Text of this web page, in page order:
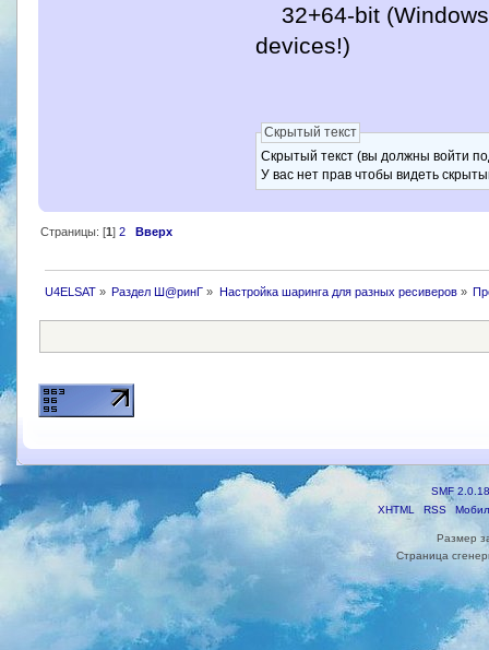
32+64-bit (Windows
devices!)
Скрытый текст
Скрытый текст (вы должны войти
У вас нет прав чтобы видеть
Страницы: [1] 2 Вверх
U4ELSAT» Раздел Ш@ринГ » Настройка шаринга для разных ресиверов»
SMF 2.0.18
XHTML
RSS
Размер
Страница